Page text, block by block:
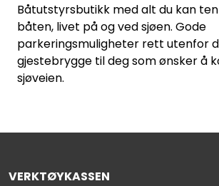
Båtutstyrsbutikk med alt du kan
båten, livet på og ved sjøen. Gode
parkeringsmuligheter rett utenfor
gjestebrygge til deg som ønsker å
sjøveien.
VERKTØYKASSEN